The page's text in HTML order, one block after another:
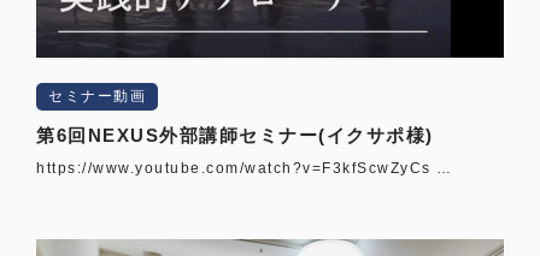
セミナー動画
第6回NEXUS外部講師セミナー(イクサポ様)
https://www.youtube.com/watch?v=F3kfScwZyCs …